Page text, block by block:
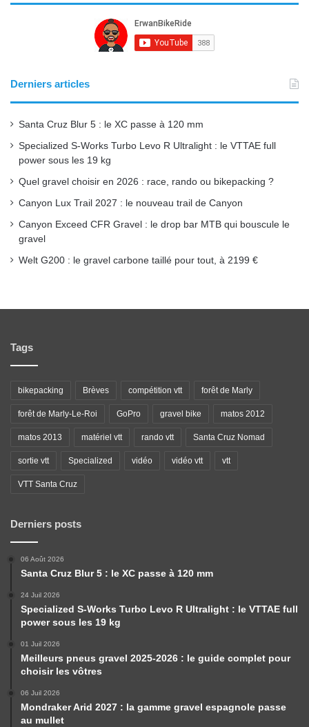
e
b
o
T
u
e
a
r
Derniers articles
Santa Cruz Blur 5 : le XC passe à 120 mm
Specialized S-Works Turbo Levo R Ultralight : le VTTAE full
power sous les 19 kg
Quel gravel choisir en 2026 : race, rando ou bikepacking ?
Canyon Lux Trail 2027 : le nouveau trail de Canyon
Canyon Exceed CFR Gravel : le drop bar MTB qui bouscule le
gravel
Welt G200 : le gravel carbone taillé pour tout, à 2199 €
Tags
bikepacking Brèves compétition vtt forêt de Marly
forêt de Marly-Le-Roi GoPro gravel bike matos 2012
matos 2013 matériel vtt rando vtt Santa Cruz Nomad
sortie vtt Specialized vidéo vidéo vtt vtt
VTT Santa Cruz
Derniers posts
06 Août 2026
Santa Cruz Blur 5 : le XC passe à 120 mm
24 Juil 2026
Specialized S-Works Turbo Levo R Ultralight : le VTTAE full
power sous les 19 kg
01 Juil 2026
Meilleurs pneus gravel 2025-2026 : le guide complet pour
choisir les vôtres
06 Juil 2026
Mondraker Arid 2027 : la gamme gravel espagnole passe
au mullet